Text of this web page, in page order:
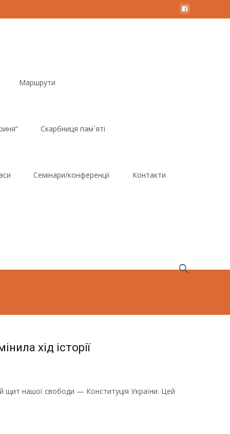
Маршрути
Скарбниця пам`яті
Семінари/конференції Контакти
Search
хід історії
щит нашої свободи — Конституція України. Цей